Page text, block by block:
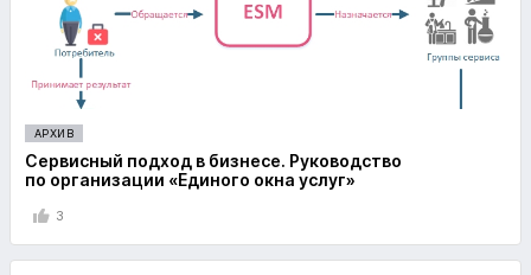
АРХИВ
Сервисный подход в бизнесе. Руководство
по организации «Единого окна услуг»
3